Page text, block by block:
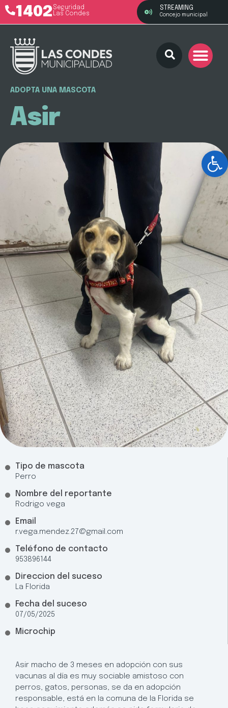
1402 Seguridad
Las Condes
STREAMING
Concejo municipal
ADOPTA UNA MASCOTA
Asir
Tipo de mascota
Perro
Nombre del reportante
Rodrigo vega
Email
r.vega.mendez.27@gmail.com
Teléfono de contacto
953896144
Direccion del suceso
La Florida
Fecha del suceso
07/05/2025
Microchip
Asir macho de 3 meses en adopción con sus
vacunas al día es muy sociable amistoso con
perros, gatos, personas, se da en adopción
responsable, está en la comuna de la Florida se